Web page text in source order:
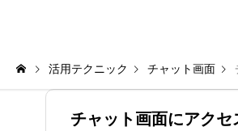
活用テクニック チャット画面
チャット画面にアクセ